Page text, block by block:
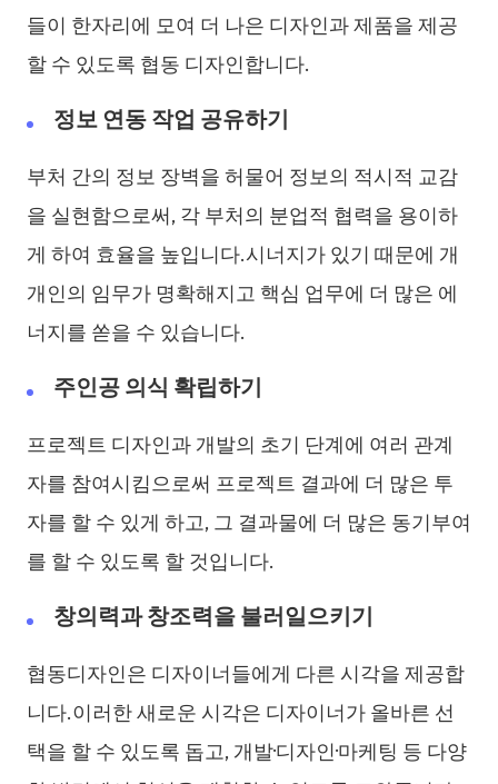
들이 한자리에 모여 더 나은 디자인과 제품을 제공
할 수 있도록 협동 디자인합니다.
정보 연동 작업 공유하기
부처 간의 정보 장벽을 허물어 정보의 적시적 교감
을 실현함으로써, 각 부처의 분업적 협력을 용이하
게 하여 효율을 높입니다.시너지가 있기 때문에 개
개인의 임무가 명확해지고 핵심 업무에 더 많은 에
너지를 쏟을 수 있습니다.
주인공 의식 확립하기
프로젝트 디자인과 개발의 초기 단계에 여러 관계
자를 참여시킴으로써 프로젝트 결과에 더 많은 투
자를 할 수 있게 하고, 그 결과물에 더 많은 동기부여
를 할 수 있도록 할 것입니다.
창의력과 창조력을 불러일으키기
협동디자인은 디자이너들에게 다른 시각을 제공합
니다.이러한 새로운 시각은 디자이너가 올바른 선
택을 할 수 있도록 돕고, 개발·디자인·마케팅 등 다양